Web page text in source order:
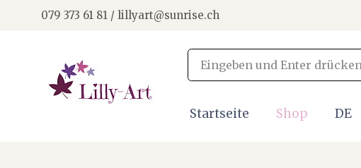
079 373 61 81 / lillyart@sunrise.ch
Startseite Shop DE